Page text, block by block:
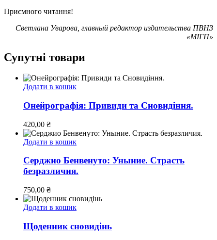
Приємного читання!
Светлана Уварова, главный редактор издательства ПВНЗ
«МІГП»
Супутні товари
Додати в кошик
Онейрографія: Привиди та Сновидіння.
420,00 ₴
Додати в кошик
Серджио Бенвенуто: Уныние. Страсть
безразличия.
750,00 ₴
Додати в кошик
Щоденник сновидінь